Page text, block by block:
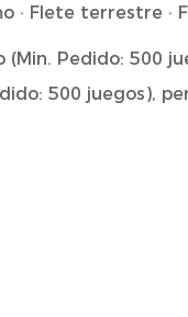
· Flete terrestre ·
Pedido: 500
500 juegos),